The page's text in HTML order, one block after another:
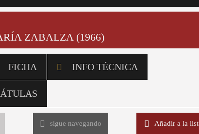
ZABALZA (1966)
FICHA INFO TÉCNICA
sigue navegando Añadir a la